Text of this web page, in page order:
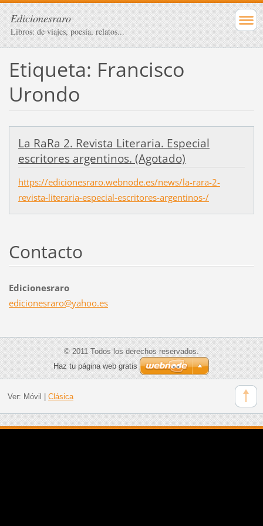
Edicionesraro
Libros: de viajes, poesía, relatos...
Etiqueta: Francisco
Urondo
La RaRa 2. Revista Literaria. Especial
escritores argentinos. (Agotado)
https://edicionesraro.webnode.es/news/la-rara-2-
revista-literaria-especial-escritores-argentinos-/
Contacto
Edicionesraro
edicionesraro@yahoo.es
© 2011 Todos los derechos reservados.
Haz tu página web gratis
Ver: Móvil Clásica